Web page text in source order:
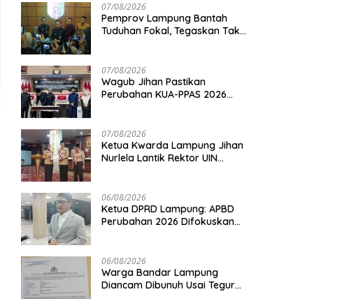
07/08/2026
Pemprov Lampung Bantah
Tuduhan Fokal, Tegaskan Tak
07/08/2026
Wagub Jihan Pastikan
Perubahan KUA-PPAS 2026
07/08/2026
Ketua Kwarda Lampung Jihan
Nurlela Lantik Rektor UIN
06/08/2026
Ketua DPRD Lampung: APBD
Perubahan 2026 Difokuskan
06/08/2026
Warga Bandar Lampung
Diancam Dibunuh Usai Tegur